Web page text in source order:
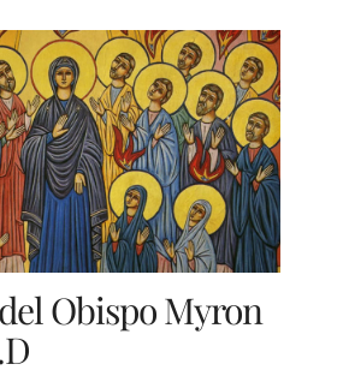
Obispo Myron